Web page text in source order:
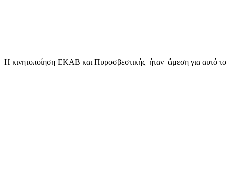
Η κινητοποίηση ΕΚΑΒ και Πυροσβεστικής ήταν άμεση για αυτό